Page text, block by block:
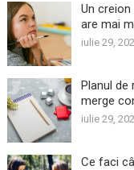
Un
are mai
iulie 29,
Planul de
merge
iulie 29,
Ce faci